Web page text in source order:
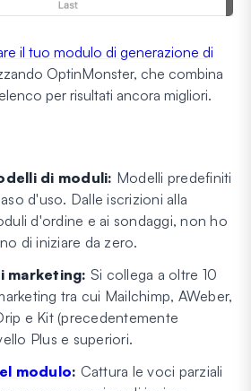
il tuo modulo di generazione di
OptinMonster, che combina
per risultati ancora migliori.
di moduli: Modelli predefiniti
d'uso. Dalle iscrizioni alla
d'ordine e ai sondaggi, non ho
di iniziare da zero.
marketing: Si collega a oltre 10
tra cui Mailchimp, AWeber,
e Kit (precedentemente
Plus e superiori.
modulo: Cattura le voci parziali